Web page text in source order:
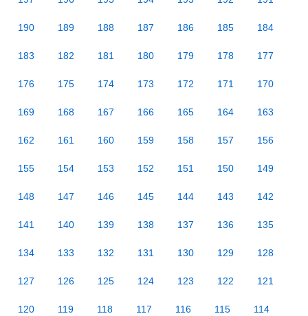
190 189 188 187 186 185 184
183 182 181 180 179 178 177
176 175 174 173 172 171 170
169 168 167 166 165 164 163
162 161 160 159 158 157 156
155 154 153 152 151 150 149
148 147 146 145 144 143 142
141 140 139 138 137 136 135
134 133 132 131 130 129 128
127 126 125 124 123 122 121
120 119 118 117 116 115 114